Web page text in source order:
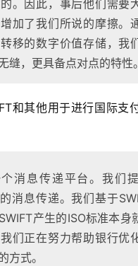
。因此，事后他们需要
加了我们所说的摩擦。
移的数字价值存储，我
缝，更具备点对点的特性。
和其他用于进行国际支
个消息传递平台。我们
消息传递。我们基于
产生的ISO标准本身
们正在努力帮助银行优
方式。